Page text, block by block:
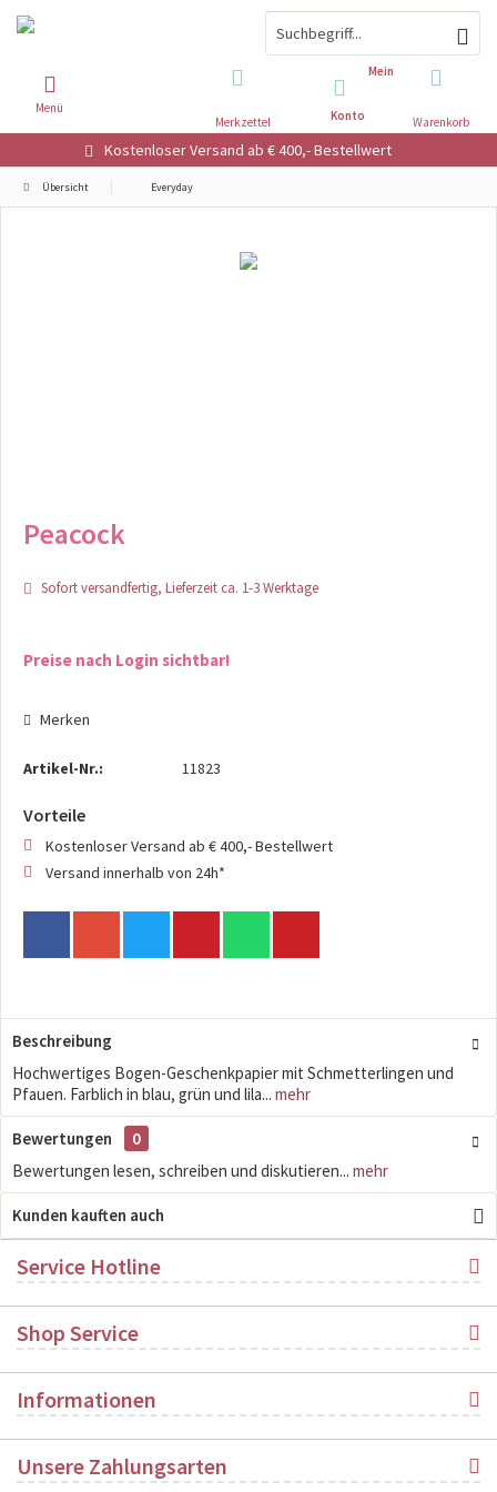
Kostenloser Versand ab € 400,- Bestellwert
Warenkorb
Merkzettel
Mein
Konto
Menü
Übersicht Everyday
Peacock
Sofort versandfertig, Lieferzeit ca. 1-3 Werktage
Preise nach Login sichtbar!
Merken
Artikel-Nr.: 11823
Vorteile
Kostenloser Versand ab € 400,- Bestellwert
Versand innerhalb von 24h*
Beschreibung
Hochwertiges Bogen-Geschenkpapier mit Schmetterlingen und
Pfauen. Farblich in blau, grün und lila... mehr
Bewertungen
0
Bewertungen lesen, schreiben und diskutieren... mehr
Kunden kauften auch
Service Hotline
Shop Service
Informationen
Unsere Zahlungsarten